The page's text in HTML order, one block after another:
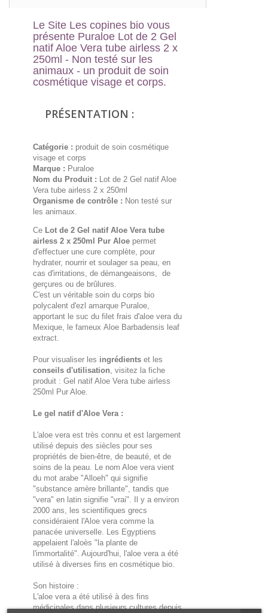
Le Site Les copines bio vous
présente Puraloe Lot de 2 Gel
natif Aloe Vera tube airless 2 x
250ml - Non testé sur les
animaux - un produit de soin
cosmétique visage et corps.
PRÉSENTATION :
Catégorie : produit de soin cosmétique
visage et corps
Marque : Puraloe
Nom du Produit : Lot de 2 Gel natif Aloe
Vera tube airless 2 x 250ml
Organisme de contrôle : Non testé sur
les animaux.
Ce Lot de 2 Gel natif Aloe Vera tube
airless 2 x 250ml Pur Aloe permet
d'effectuer une cure complète, pour
hydrater, nourrir et soulager sa peau, en
cas d'irritations, de démangeaisons, de
gerçures ou de brûlures.
C'est un véritable soin du corps bio
polycalent d'ezl amarque Puraloe,
apportant le suc du filet frais d'aloe vera du
Mexique, le fameux Aloe Barbadensis leaf
extract.
Pour visualiser les ingrédients et les
conseils d'utilisation, visitez la fiche
produit : Gel natif Aloe Vera tube airless
250ml Pur Aloe.
Le gel natif d'Aloe Vera :
L'aloe vera est très connu et est largement
utilisé depuis des siècles pour ses
propriétés de bien-être, de beauté, et de
soins de la peau. Le nom Aloe vera vient
du mot arabe "Alloeh" qui signifie
"substance amère brillante", tandis que
"vera" en latin signifie "vrai". Il y a environ
2000 ans, les scientifiques grecs
considéraient l'Aloe vera comme la
panacée universelle. Les Egyptiens
appelaient l'aloès "la plante de
l'immortalité". Aujourd'hui, l'aloe vera a été
utilisé à diverses fins en cosmétique bio.
Son histoire :
L'aloe vera a été utilisé à des fins
médicinales dans plusieurs cultures depuis